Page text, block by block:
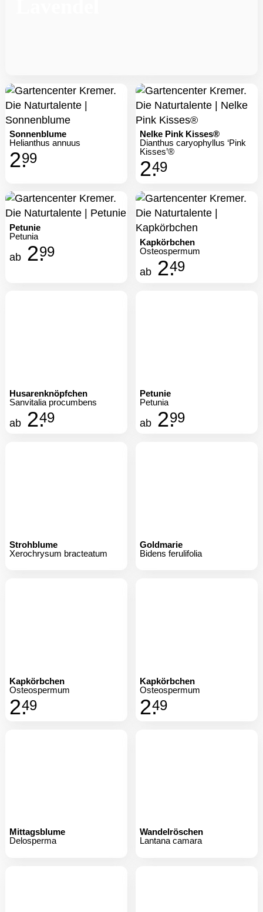
Sonnenblume
Helianthus annuus
2.99
Nelke Pink Kisses®
Dianthus caryophyllus ‘Pink
Kisses’®
2.49
Petunie
Petunia
ab 2.99
Kapkörbchen
Osteospermum
ab2.49
Petunie
Petunia
ab2.99
Strohblume
Xerochrysum bracteatum
Goldmarie
Bidens ferulifolia
Kapkörbchen
Osteospermum
2.49
Kapkörbchen
Osteospermum
2.49
Mittagsblume
Delosperma
Wandelröschen
Lantana camara